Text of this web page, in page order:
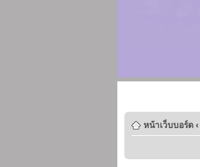
หน้าเว็บบอร์ด ‹